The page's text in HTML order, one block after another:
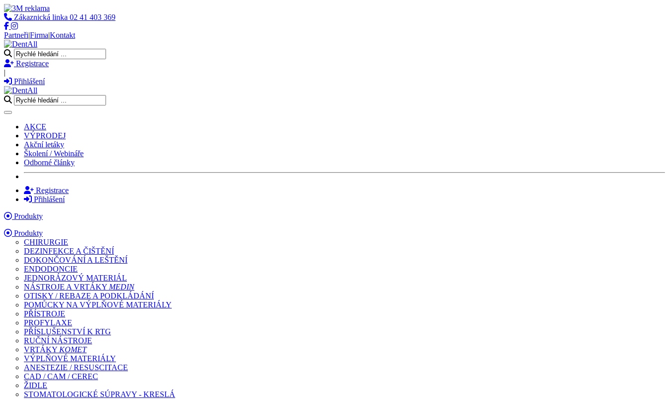
Zákaznická linka 02 41 403 369
Partneři|Firma|Kontakt
Registrace
|
Přihlášení
Toggle navigation
AKCE
VÝPRODEJ
Akční letáky
Školení / Webináře
Odborné články
Registrace
Přihlášení
Produkty
Produkty
CHIRURGIE
DEZINFEKCE A ČIŠTĚNÍ
DOKONČOVÁNÍ A LEŠTĚNÍ
ENDODONCIE
JEDNORÁZOVÝ MATERIÁL
NÁSTROJE A VRTÁKY MEDIN
OTISKY / REBAZE A PODKLÁDÁNÍ
POMŮCKY NA VÝPLŇOVÉ MATERIÁLY
PŘÍSTROJE
PROFYLAXE
PŘÍSLUŠENSTVÍ K RTG
RUČNÍ NÁSTROJE
VRTÁKY KOMET
VÝPLŇOVÉ MATERIÁLY
ANESTEZIE / RESUSCITACE
CAD / CAM / CEREC
ŽIDLE
STOMATOLOGICKÉ SÚPRAVY - KRESLÁ